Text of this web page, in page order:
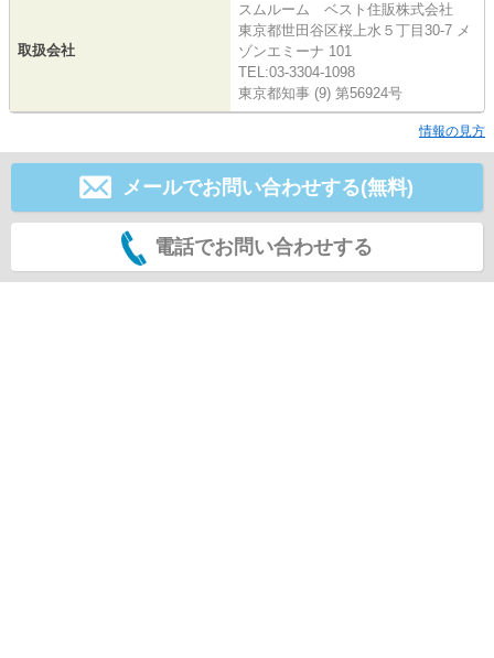
取扱会社
スムルーム ベスト住販株式会社
東京都世田谷区桜上水５丁目30-7 メ
ゾンエミーナ 101
TEL:03-3304-1098
東京都知事 (9) 第56924号
情報の見方
メールでお問い合わせする(無料)
電話でお問い合わせする